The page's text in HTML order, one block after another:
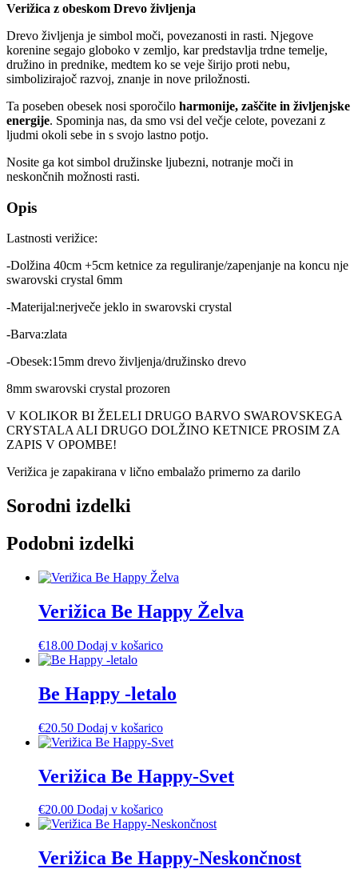
Verižica z obeskom Drevo življenja
Drevo življenja je simbol moči, povezanosti in rasti. Njegove
korenine segajo globoko v zemljo, kar predstavlja trdne temelje,
družino in prednike, medtem ko se veje širijo proti nebu,
simbolizirajoč razvoj, znanje in nove priložnosti.
Ta poseben obesek nosi sporočilo harmonije, zaščite in življenjske
energije. Spominja nas, da smo vsi del večje celote, povezani z
ljudmi okoli sebe in s svojo lastno potjo.
Nosite ga kot simbol družinske ljubezni, notranje moči in
neskončnih možnosti rasti.
Opis
Lastnosti verižice:
-Dolžina 40cm +5cm ketnice za reguliranje/zapenjanje na koncu nje
swarovski crystal 6mm
-Materijal:nerjveče jeklo in swarovski crystal
-Barva:zlata
-Obesek:15mm drevo življenja/družinsko drevo
8mm swarovski crystal prozoren
V KOLIKOR BI ŽELELI DRUGO BARVO SWAROVSKEGA
CRYSTALA ALI DRUGO DOLŽINO KETNICE PROSIM ZA
ZAPIS V OPOMBE!
Verižica je zapakirana v lično embalažo primerno za darilo
Sorodni izdelki
Podobni izdelki
Verižica Be Happy Želva
€18.00 Dodaj v košarico
Be Happy -letalo
€20.50 Dodaj v košarico
Verižica Be Happy-Svet
€20.00 Dodaj v košarico
Verižica Be Happy-Neskončnost